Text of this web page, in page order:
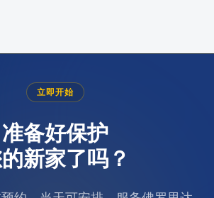
立即开始
准备好保护
新家了吗？